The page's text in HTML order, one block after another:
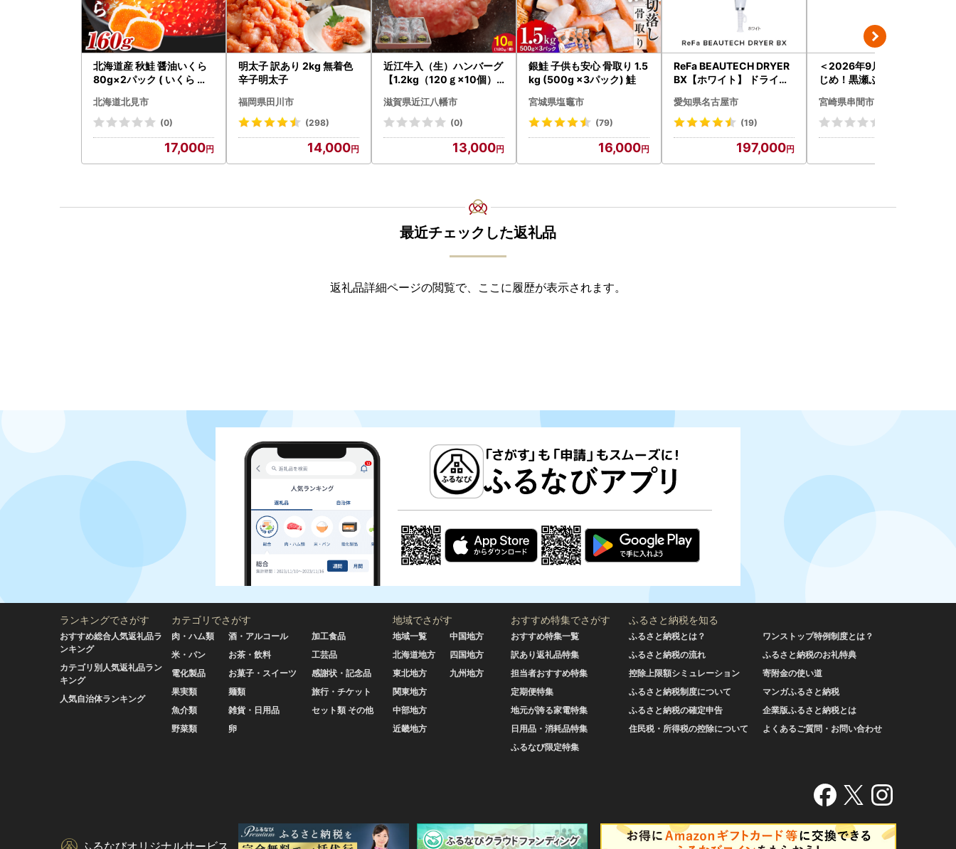
北海道産 秋鮭 醤油いくら
80g×2パック ( いくら イ
くら 醤油漬け パック 北海
道産 ふるさと納税 秋鮭 )【
北海道北見市
(0)
17,000
明太子 訳あり 2kg 無着色
辛子明太子
福岡県田川市
(298)
14,000
近江牛入（生）ハンバーグ
【1.2kg（120ｇ×10個）
滋賀県近江八幡市
(0)
13,000
銀鮭 子供も安心 骨取り 1.5
kg (500g ×3パック) 鮭
宮城県塩竈市
(79)
16,000
ReFa BEAUTECH DRYER
BX【ホワイト】 ドライヤ
ファ
愛知県名古屋市
(19)
197,000
＜2026年9月発送分＞活
じめ！黒瀬ぶりの生鮮ブリ
K001-012-2609
宮崎県串間市
最近チェックした返礼品
返礼品詳細ページの閲覧で、ここに履歴が表示されます。
ランキングでさがす
おすすめ総合人気返礼品ラ
ンキング
カテゴリ別人気返礼品ラン
キング
人気自治体ランキング
カテゴリでさがす
肉・ハム類
米・パン
電化製品
果実類
魚介類
野菜類
酒・アルコール
お茶・飲料
お菓子・スイーツ
麺類
雑貨・日用品
卵
加工食品
工芸品
感謝状・記念品
旅行・チケット
セット類 その他
地域でさがす
地域一覧
北海道地方
東北地方
関東地方
中部地方
近畿地方
中国地方
四国地方
九州地方
おすすめ特集でさがす
おすすめ特集一覧
訳あり返礼品特集
担当者おすすめ特集
定期便特集
地元が誇る家電特集
日用品・消耗品特集
ふるなび限定特集
ふるさと納税を知る
ふるさと納税とは？
ふるさと納税の流れ
控除上限額シミュレーション
ふるさと納税制度について
ふるさと納税の確定申告
住民税・所得税の控除について
ワンストップ特例制度とは？
ふるさと納税のお礼特典
寄附金の使い道
マンガふるさと納税
企業版ふるさと納税とは
よくあるご質問・お問い合わせ